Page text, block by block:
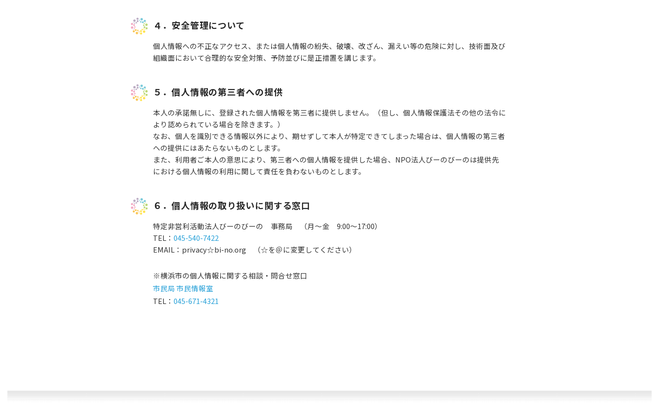
４．安全管理について
個人情報への不正なアクセス、または個人情報の紛失、破壊、改ざん、漏えい等の危険に対し、技術面及び
組織面において合理的な安全対策、予防並びに是正措置を講じます。
５．個人情報の第三者への提供
本人の承諾無しに、登録された個人情報を第三者に提供しません。（但し、個人情報保護法その他の法令に
より認められている場合を除きます。）
なお、個人を識別できる情報以外により、期せずして本人が特定できてしまった場合は、個人情報の第三者
への提供にはあたらないものとします。
また、利用者ご本人の意思により、第三者への個人情報を提供した場合、NPO法人びーのびーのは提供先
における個人情報の利用に関して責任を負わないものとします。
６．個人情報の取り扱いに関する窓口
特定非営利活動法人びーのびーの 事務局 （月～金 9:00～17:00）
TEL： 045-540-7422
EMAIL：privacy☆bi-no.org （☆を＠に変更してください）
※横浜市の個人情報に関する相談・問合せ窓口
市民局 市民情報室
TEL： 045-671-4321